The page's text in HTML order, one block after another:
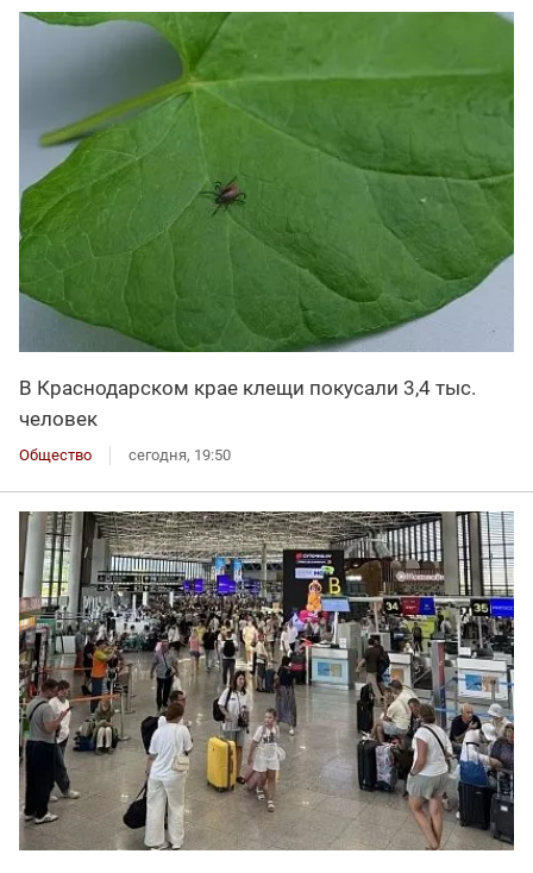
В Краснодарском крае клещи покусали 3,4 тыс.
человек
Общество сегодня, 19:50